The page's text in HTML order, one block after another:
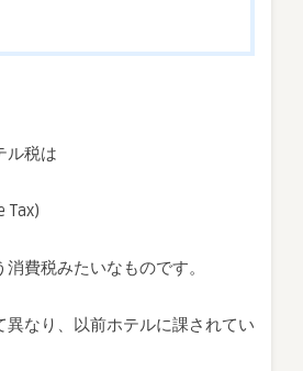
ル税は
Tax)
費税みたいなものです。
異なり、以前ホテルに課されてい